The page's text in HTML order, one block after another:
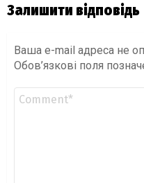
Залишити відповідь
Ваша e-mail адреса не
Обов’язкові поля